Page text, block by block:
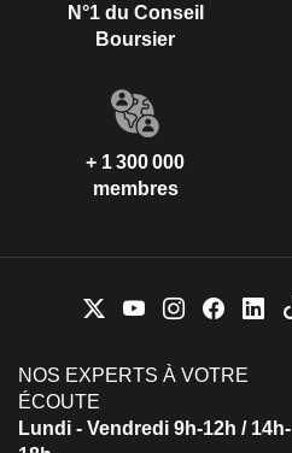
N°1 du Conseil
Boursier
+ 1 300 000
membres
NOS EXPERTS À VOTRE
ÉCOUTE
Lundi - Vendredi 9h-12h / 14h-